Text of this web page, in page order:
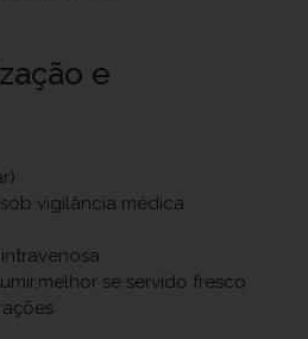
e
vigilância médica
se servido fresco